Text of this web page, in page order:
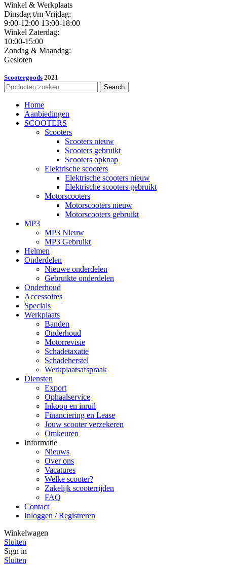
Winkel & Werkplaats
Dinsdag t/m Vrijdag:
9:00-12:00 13:00-18:00
Winkel Zaterdag:
10:00-15:00
Zondag & Maandag:
Gesloten
Scootergoods 2021
Search
Home
Aanbiedingen
SCOOTERS
Scooters
Scooters nieuw
Scooters gebruikt
Scooters opknap
Elektrische scooters
Elektrische scooters nieuw
Elektrische scooters gebruikt
Motorscooters
Motorscooters nieuw
Motorscooters gebruikt
MP3
MP3 Nieuw
MP3 Gebruikt
Helmen
Onderdelen
Nieuwe onderdelen
Gebruikte onderdelen
Onderhoud
Accessoires
Specials
Werkplaats
Banden
Onderhoud
Motorrevisie
Schadetaxatie
Schadeherstel
Werkplaatsafspraak
Diensten
Export
Ophaalservice
Inkoop en inruil
Financiering en Lease
Jouw scooter verzekeren
Omkeuren
Informatie
Nieuws
Over ons
Vacatures
Welke scooter?
Zakelijk scooterrijden
FAQ
Contact
Inloggen / Registreren
Winkelwagen
Sluiten
Sign in
Sluiten